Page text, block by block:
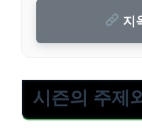
지
시즌의 주제